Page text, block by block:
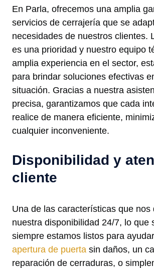
En Parla, ofrecemos una amplia
servicios de cerrajería que se
necesidades de nuestros clientes.
es una prioridad y nuestro equipo
amplia experiencia en el sector,
para brindar soluciones efectivas
situación. Gracias a nuestra
precisa, garantizamos que cada
realice de manera eficiente,
cualquier inconveniente.
Disponibilidad y
cliente
Una de las características que nos
nuestra disponibilidad 24/7, lo que
siempre estamos listos para
apertura de puerta sin daños, un
reparación de cerraduras, o